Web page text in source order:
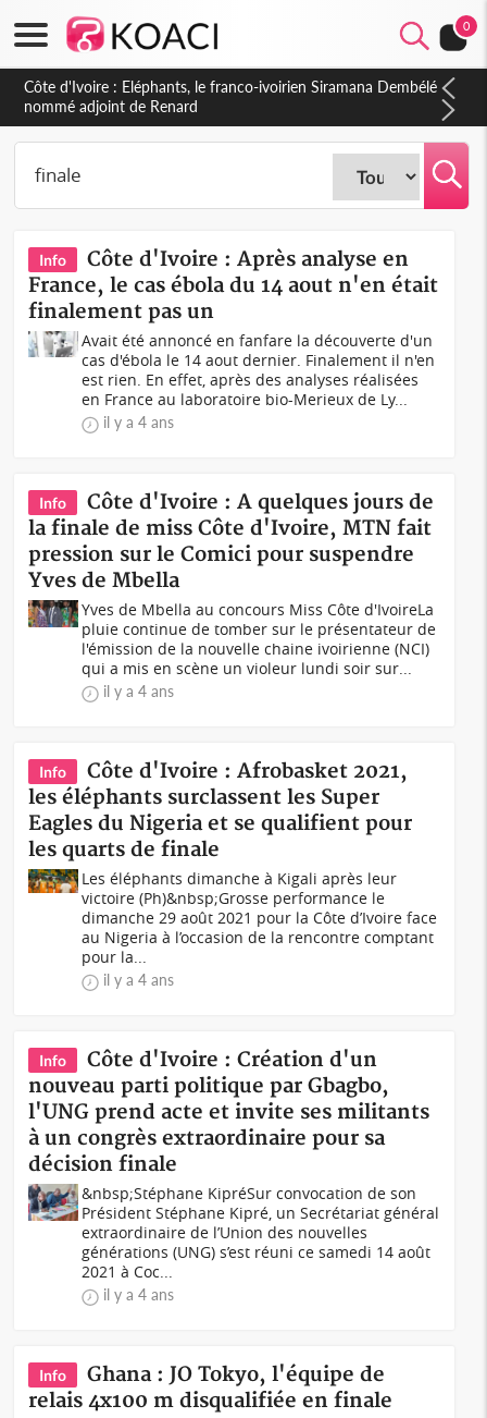
0
Côte d'Ivoire : Eléphants, le franco-ivoirien Siramana Dembélé
nommé adjoint de Renard
Info
Côte d'Ivoire : Après analyse en
France, le cas ébola du 14 aout n'en était
finalement pas un
Avait été annoncé en fanfare la découverte d'un
cas d'ébola le 14 aout dernier. Finalement il n'en
est rien. En effet, après des analyses réalisées
en France au laboratoire bio-Merieux de Ly...
il y a 4 ans
Info
Côte d'Ivoire : A quelques jours de
la finale de miss Côte d'Ivoire, MTN fait
pression sur le Comici pour suspendre
Yves de Mbella
Yves de Mbella au concours Miss Côte d'IvoireLa
pluie continue de tomber sur le présentateur de
l'émission de la nouvelle chaine ivoirienne (NCI)
qui a mis en scène un violeur lundi soir sur...
il y a 4 ans
Info
Côte d'Ivoire : Afrobasket 2021,
les éléphants surclassent les Super
Eagles du Nigeria et se qualifient pour
les quarts de finale
Les éléphants dimanche à Kigali après leur
victoire (Ph)&nbsp;Grosse performance le
dimanche 29 août 2021 pour la Côte d’Ivoire face
au Nigeria à l’occasion de la rencontre comptant
pour la...
il y a 4 ans
Info
Côte d'Ivoire : Création d'un
nouveau parti politique par Gbagbo,
l'UNG prend acte et invite ses militants
à un congrès extraordinaire pour sa
décision finale
&nbsp;Stéphane KipréSur convocation de son
Président Stéphane Kipré, un Secrétariat général
extraordinaire de l’Union des nouvelles
générations (UNG) s’est réuni ce samedi 14 août
2021 à Coc...
il y a 4 ans
Info
Ghana : JO Tokyo, l'équipe de
relais 4x100 m disqualifiée en finale